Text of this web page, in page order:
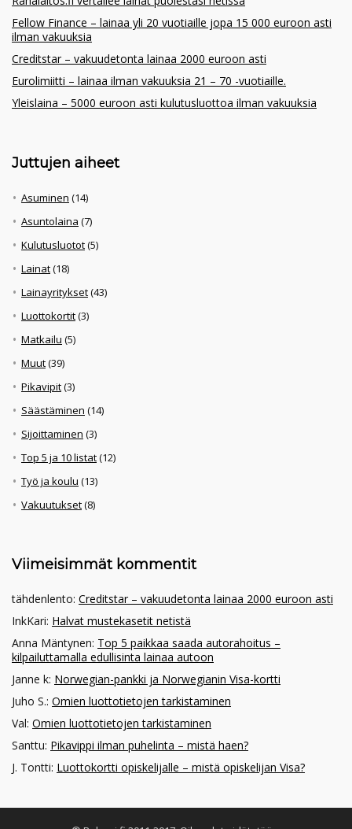
Fellow Finance – lainaa yli 20 vuotiaille jopa 15 000 euroon asti
ilman vakuuksia
Creditstar – vakuudetonta lainaa 2000 euroon asti
Eurolimiitti – lainaa ilman vakuuksia 21 – 70 -vuotiaille.
Yleislaina – 5000 euroon asti kulutusluottoa ilman vakuuksia
Juttujen aiheet
Asuminen (14)
Asuntolaina (7)
Kulutusluotot(5)
Lainat(18)
Lainayritykset(43)
Luottokortit(3)
Matkailu (5)
Muut(39)
Pikavipit(3)
Säästäminen (14)
Sijoittaminen (3)
Top 5 ja 10 listat(12)
Työ ja koulu (13)
Vakuutukset(8)
Viimeisimmät kommentit
tähdenlento: Creditstar – vakuudetonta lainaa 2000 euroon asti
InkKari: Halvat mustekasetit netistä
Anna Mäntynen: Top 5 paikkaa saada autorahoitus –
kilpailuttamalla edullisinta lainaa autoon
Janne k: Norwegian-pankki ja Norwegianin Visa-kortti
Juho S.: Omien luottotietojen tarkistaminen
Val: Omien luottotietojen tarkistaminen
Santtu: Pikavippi ilman puhelinta – mistä haen?
J. Tontti: Luottokortti opiskelijalle – mistä opiskelijan Visa?